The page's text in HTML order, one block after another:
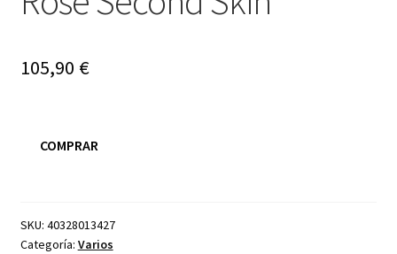
105,90 €
COMPRAR
SKU: 40328013427
Categoría: Varios